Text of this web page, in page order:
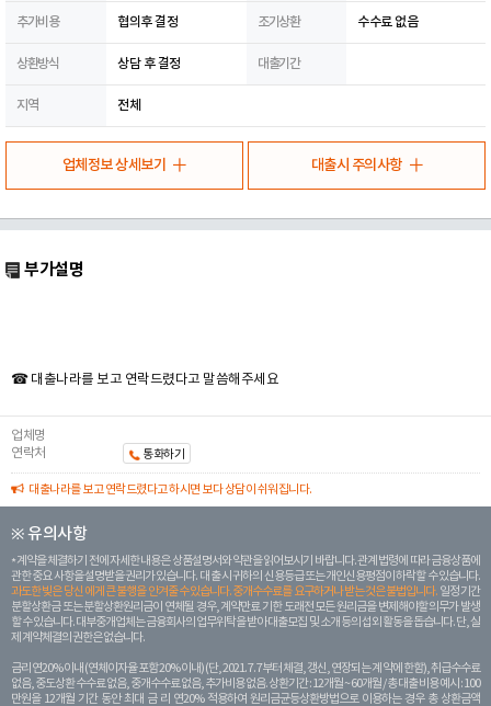
추가비용 협의후 결정 조기상환 수수료 없음
상환방식 상담 후 결정 대출기간
지역 전체
업체정보 상세보기 대출시 주의사항
부가설명
☎ 대출나라를 보고 연락드렸다고 말씀해주세요
업체명
연락처
통화하기
대출나라를 보고 연락드렸다고 하시면 보다 상담이 쉬워집니다.
※ 유의사항
계약을 체결하기 전에 자세한 내용은 상품설명서와 약관을 읽어보시기 바랍니다. 관계 법령에 따라 금융상품에
관한 중요 사항을 설명받을 권리가 있습니다. 대 출 시 귀하의 신용등급 또는 개인신용평점이 하락할 수 있습니다.
과도한 빚은 당신 에게 큰 불행을 안겨줄 수 있습니다. 중개수수료를 요구하거나 받는 것은 불법입니다. 일정 기간
분할상환금 또는 분할상환원리금이 연체될 경우, 계약만료 기한 도래전 모든 원리금을 변제해야할 의무가 발생
할 수 있습니다. 대부중개업체는 금융회사의 업무위탁을 받아 대출모집 및 소개 등의 섭외 활동을 돕습니다. 단, 실
제 계약체결의 권한은 없습니다.
금리 연20% 이내 (연체이자율 포함 20% 이내) (단, 2021. 7. 7부터 체결, 갱신, 연장되는 계 약에 한함), 취급수수료
없음, 중도상환 수수료 없음, 중개수수료 없음, 추가비용 없음. 상환기간 : 12개월 ~ 60개월 / 총 대출 비용 예시 : 100
만원을 12개월 기간 동안 최대 금 리 연20% 적용하여 원리금균등상환방법으로 이용하는 경우 총 상환금액